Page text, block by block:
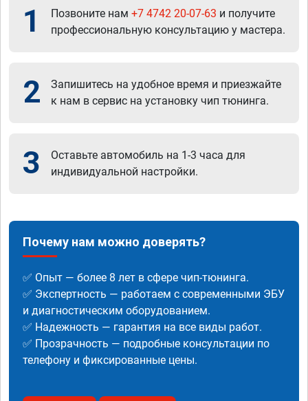
1 Позвоните нам +7 4742 20-07-63 и получите
профессиональную консультацию у мастера.
2
Запишитесь на удобное время и приезжайте
к нам в сервис на установку чип тюнинга.
3
Оставьте автомобиль на 1-3 часа для
индивидуальной настройки.
Почему нам можно доверять?
✅ Опыт — более 8 лет в сфере чип-тюнинга.
✅ Экспертность — работаем с современными ЭБУ
и диагностическим оборудованием.
✅ Надежность — гарантия на все виды работ.
✅ Прозрачность — подробные консультации по
телефону и фиксированные цены.